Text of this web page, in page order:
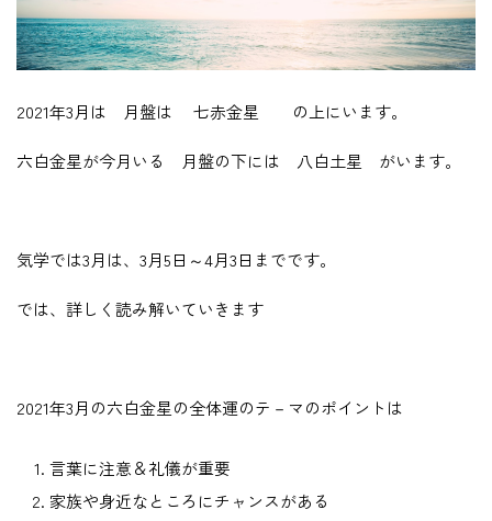
2021年3月は 月盤は 七赤金星 の上にいます。
六白金星が今月いる 月盤の下には 八白土星 がいます。
気学では3月は、3月5日～4月3日までです。
では、詳しく読み解いていきます
2021年3月の六白金星の全体運のテ－マのポイントは
言葉に注意＆礼儀が重要
家族や身近なところにチャンスがある